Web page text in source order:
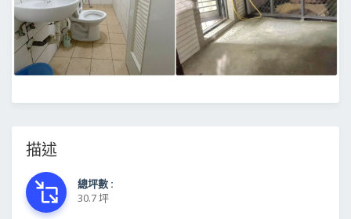
描述
總坪數 :
30.7 坪